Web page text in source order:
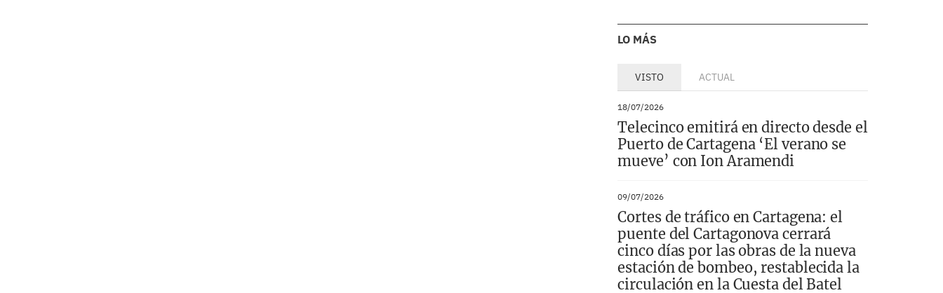
LO MÁS
VISTO ACTUAL
18/07/2026
Telecinco emitirá en directo desde el
Puerto de Cartagena ‘El verano se
mueve’ con Ion Aramendi
09/07/2026
Cortes de tráfico en Cartagena: el
puente del Cartagonova cerrará
cinco días por las obras de la nueva
estación de bombeo, restablecida la
circulación en la Cuesta del Batel